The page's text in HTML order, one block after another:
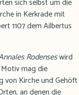
sich selbst um die
in Kerkrade mit
1107 dem Ailbertus
Rodenseswird
mag die
von Kirche und Gehöft
an denen die